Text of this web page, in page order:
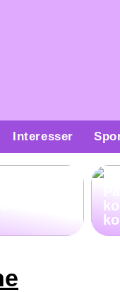
Interesser
Whiskey